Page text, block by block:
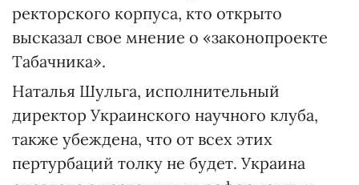
ректорского корпуса, кто открыто
высказал свое мнение о «законопроекте
Табачника».
Наталья Шульга, исполнительный
директор Украинского научного клуба,
также убеждена, что от всех этих
пертурбаций толку не будет. Украина